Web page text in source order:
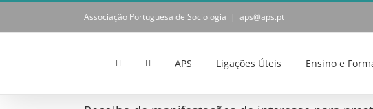
Skip
content
Associação Portuguesa de Sociologia | aps@aps.pt
APS Ligações Úteis Ensino e